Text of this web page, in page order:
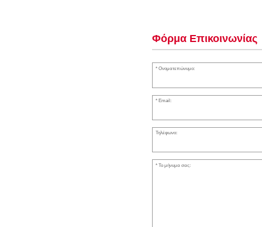
Φόρμα Επικοινωνίας
Ονοματεπώνυμο:
Email:
Τηλέφωνο:
Το μήνυμα σας: